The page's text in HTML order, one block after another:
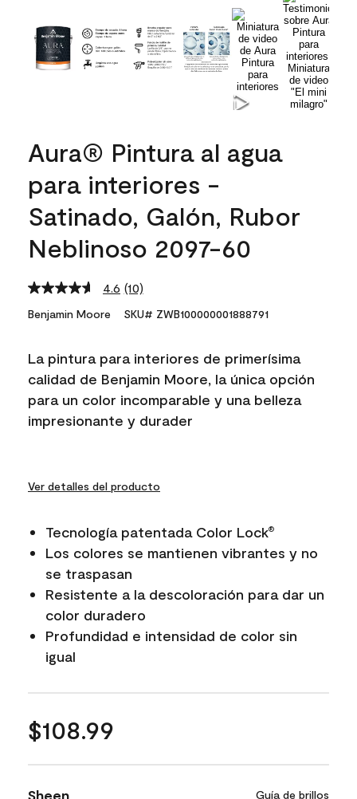
Aura® Pintura al agua
para interiores -
Satinado, Galón, Rubor
Neblinoso 2097-60
4.6 Read
10
Reviews.
link.
(10)
Benjamin Moore SKU# ZWB100000001888791
La pintura para interiores de primerísima
calidad de Benjamin Moore, la única opción
para un color incomparable y una belleza
impresionante y durader
Ver detalles del producto
Tecnología patentada Color Lock®
Los colores se mantienen vibrantes y no
se traspasan
Resistente a la descoloración para dar un
color duradero
Profundidad e intensidad de color sin
igual
$108.99
Sheen Guía de brillos